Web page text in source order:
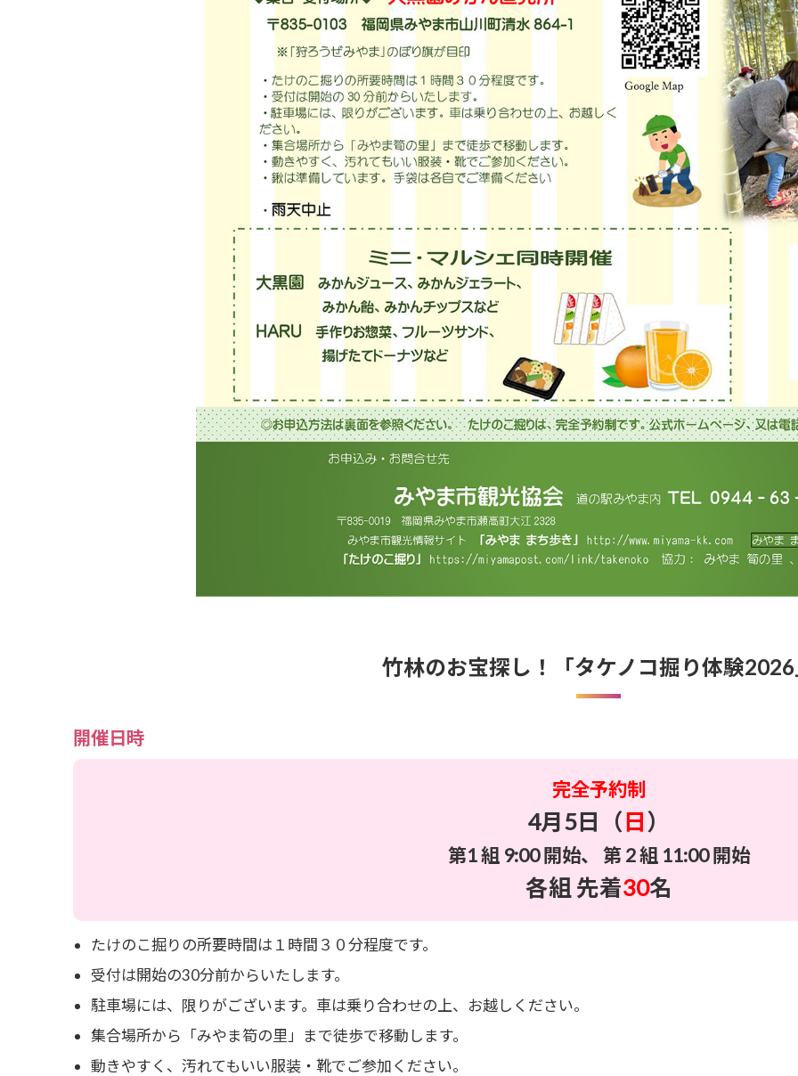
竹林のお宝探し！「タケノコ掘り体験
開催日時
完全予約制
4月5日（日）
第1 組 9:00 開始、 第 2 組 11:00 開始
各組 先着30名
たけのこ掘りの所要時間は１時間３０分程度です。
受付は開始の30分前からいたします。
駐車場には、限りがございます。車は乗り合わせの上、お越しください。
集合場所から「みやま筍の里」まで徒歩で移動します。
動きやすく、汚れてもいい服装・靴でご参加ください。